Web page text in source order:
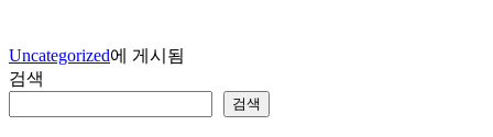
Uncategorized에 게시됨
검색
검색